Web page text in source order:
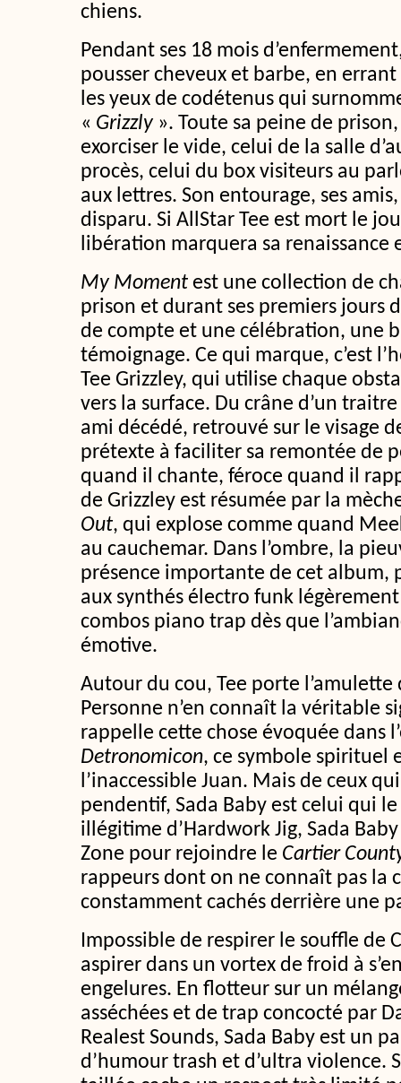
chiens.
Pendant ses 18 mois
pousser cheveux et barbe, en
les yeux de codétenus qui
« Grizzly ». Toute sa peine de
exorciser le vide, celui de la salle
procès, celui du box visiteurs au
aux lettres. Son entourage, ses
disparu. Si AllStar Tee est mort le
libération marquera sa renaissance
My Moment est une collection de
prison et durant ses premiers jours
de compte et une célébration, une
témoignage. Ce qui marque, c’est
Tee Grizzley, qui utilise chaque
vers la surface. Du crâne d’un
ami décédé, retrouvé sur le visage
prétexte à faciliter sa remontée de
quand il chante, féroce quand il
de Grizzley est résumée par la
Out, qui explose comme quand
au cauchemar. Dans l’ombre, la
présence importante de cet
aux synthés électro funk
combos piano trap dès que
émotive.
Autour du cou, Tee porte
Personne n’en connaît la véritable
rappelle cette chose évoquée dans
Detronomicon, ce symbole spirituel
l’inaccessible Juan. Mais de ceux
pendentif, Sada Baby est celui qui
illégitime d’Hardwork Jig, Sada
Zone pour rejoindre le Cartier
rappeurs dont on ne connaît pas la
constamment cachés derrière une
Impossible de respirer le souffle de
aspirer dans un vortex de froid à
engelures. En flotteur sur un
asséchées et de trap concocté par
Realest Sounds, Sada Baby est un
d’humour trash et d’ultra violence.